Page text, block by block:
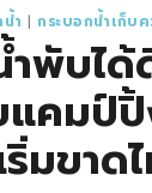
ำ | กระบอกน้ำเก็บ
พับได้
แคมป์
มขาด